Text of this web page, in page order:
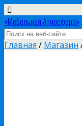
«Мебельная Атмосфера»
Главная / Магазин